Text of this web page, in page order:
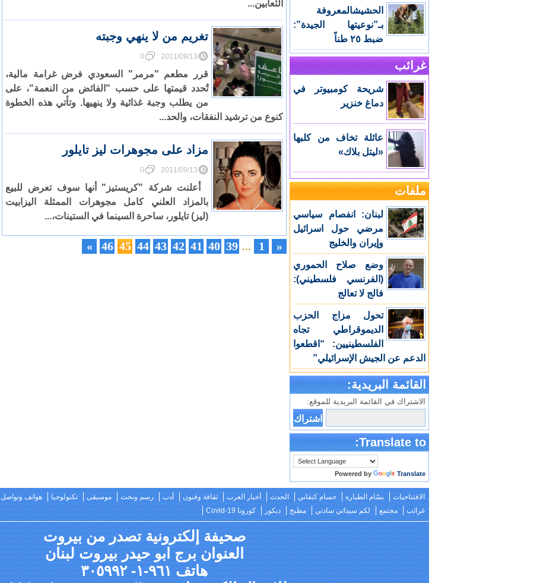
الحشيشالمعروفة
بـ”نوعيتها الجيدة”:
ضبط ٢٥ طناً
غرائب
شريحة كومبيوتر في
دماغ خنزير
عائلة تخاف من كلبها
«ليتل بلاك»
ملفات
لبنان: انفصام سياسي
مرضي حول اسرائيل
وإيران والخليج
وضع صلاح الحموري
(الفرنسي فلسطيني):
فالج لا تعالج
تحول مزاج الحزب
الديموقراطي تجاه
الفلسطينيين: “اقطعوا
الدعم عن الجيش الإسرائيلي”
القائمة البريدية:
الاشتراك في القائمة البريدية للموقع:
Translate to:
Powered by Translate
الثعابين...
تغريم من لا ينهي وجبته
2011/09/13
0
قرر مطعم "مرمر" السعودي فرض غرامة مالية،
تُحدد قيمتها على حسب "الفائض من النعمة"، على
من يطلب وجبة غذائية ولا ينهيها. وتأتي هذه الخطوة
كنوع من ترشيد النفقات، والحد...
مزاد على مجوهرات ليز تايلور
2011/09/13
0
أعلنت شركة "كريستيز" أنها سوف تعرض للبيع
بالمزاد العلني كامل مجوهرات الممثلة اليزابيت
(ليز) تايلور، ساحرة السينما في الستينات،...
«
1
...
39
40
41
42
43
44
45
46
»
الافتتاحيات بسّام الطيارة حسام كنفاني الحدث أخبار العرب ثقافة وفنون أدب رسم ونحت موسيقى تكنولوجيا هواتف وتواصل
غرائب
مجتمع لكم سيداتي سادتي مطبخ ديكور كورونا Covid-19
صحيفة إلكترونية تصدر من بيروت
العنوان برج ابو حيدر بيروت لبنان
هاتف ٩٦١-١- ٣٠٥٩٩٢